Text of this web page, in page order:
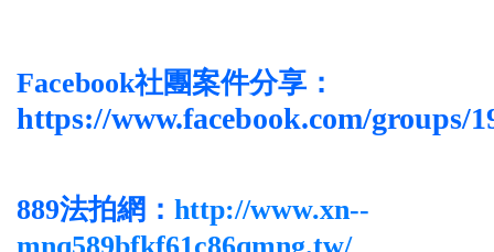
Facebook社團案件分享：
https://www.facebook.com/groups/
889法拍網： http://www.xn--
mnq589bfkf61c86qmng.tw/